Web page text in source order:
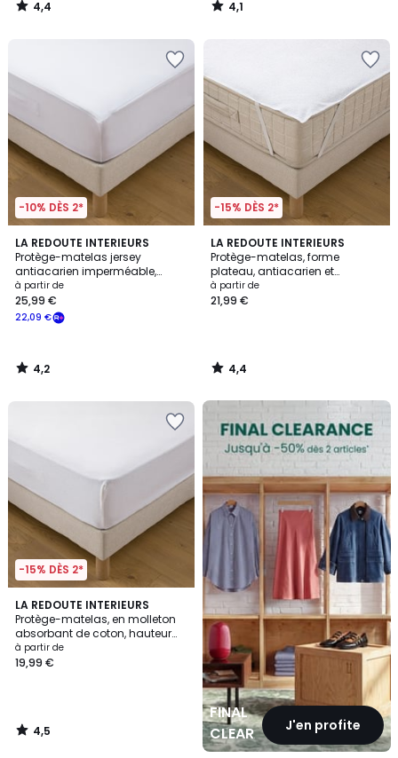
€. 4,4
/
4,1
/
-10% DÈS 2*
LA REDOUTE INTERIEURS
Protège-matelas jersey
antiacarien imperméable,
hauteur maxi 25 cm
à partir de
22,09 €
25,99 €
4,2
/ 5
4,2
/
-15% DÈS 2*
LA REDOUTE INTERIEURS
Protège-matelas, forme
plateau, antiacarien et
imperméable
à partir de
21,99 €
4,4
/ 5
4,4
/
-15% DÈS 2*
LA REDOUTE INTERIEURS
Protège-matelas, en molleton
absorbant de coton, hauteur
maxi 20 cm
à partir de
19,99 €
4,5
/ 5
4,5
/
FINAL
CLEARANCEJ'en profite
FINAL
CLEARANCE